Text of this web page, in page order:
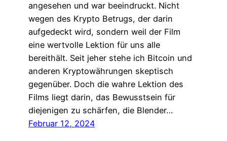
angesehen und war beeindruckt. Nicht
wegen des Krypto Betrugs, der darin
aufgedeckt wird, sondern weil der Film
eine wertvolle Lektion für uns alle
bereithält. Seit jeher stehe ich Bitcoin und
anderen Kryptowährungen skeptisch
gegenüber. Doch die wahre Lektion des
Films liegt darin, das Bewusstsein für
diejenigen zu schärfen, die Blender…
Februar 12, 2024